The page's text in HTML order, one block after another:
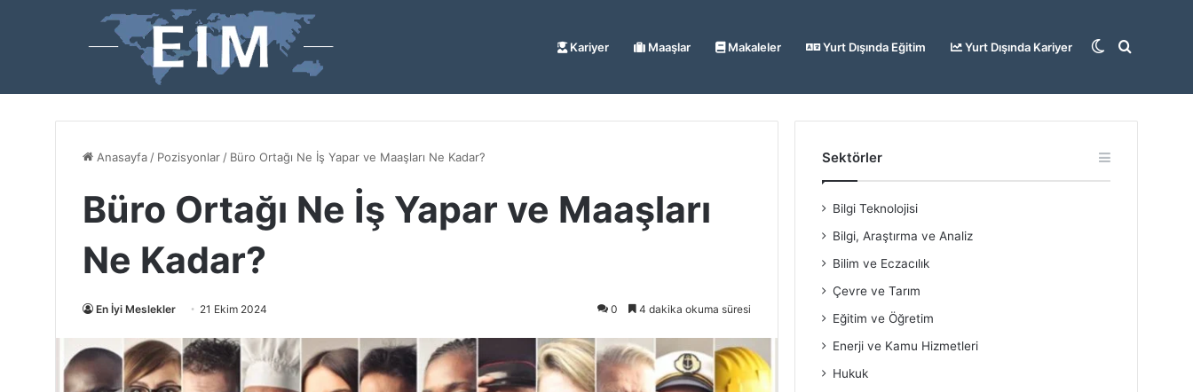
Kariyer Maaşlar Makaleler Yurt Dışında Eğitim Yurt Dışında Kariyer Arama
Dış
Anasayfa / Pozisyonlar / Büro Ortağı Ne İş Yapar ve Maaşları Ne Kadar?
Büro Ortağı Ne İş Yapar ve Maaşları
Ne Kadar?
En İyi Meslekler 21 Ekim 2024 0 4 dakika okuma süresi
Sektörler
Bilgi Teknolojisi
Bilgi, Araştırma ve Analiz
Bilim ve Eczacılık
Çevre ve Tarım
Eğitim ve Öğretim
Enerji ve Kamu Hizmetleri
Hukuk